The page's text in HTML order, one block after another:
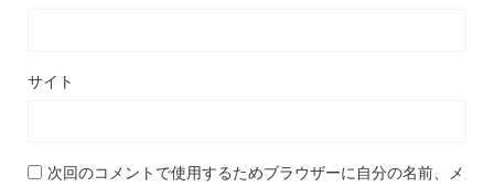
サイト
次回のコメントで使用するためブラウザーに自分の名前、メ